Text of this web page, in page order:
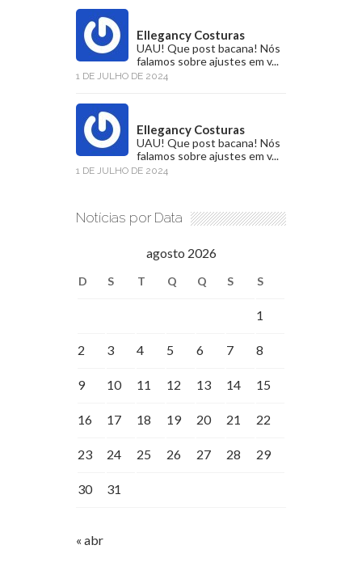
Ellegancy Costuras
UAU! Que post bacana! Nós
falamos sobre ajustes em v...
1 DE JULHO DE 2024
Ellegancy Costuras
UAU! Que post bacana! Nós
falamos sobre ajustes em v...
1 DE JULHO DE 2024
Notícias por Data
agosto 2026
D S T Q Q S S
1
2 3 4 5 6 7 8
9 10 11 12 13 14 15
16 17 18 19 20 21 22
23 24 25 26 27 28 29
30 31
« abr